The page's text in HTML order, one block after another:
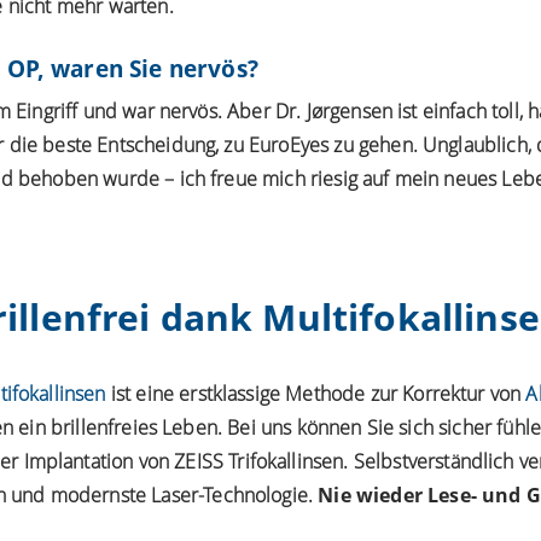
nicht mehr warten.
waren Sie nervös?
Eingriff und war nervös. Aber Dr. Jørgensen ist einfach toll,
beste Entscheidung, zu EuroEyes zu gehen.
behoben wurde – ich freue mich riesig auf mein neues
dank
ist eine erstklassige Methode zur Korrektur von
ein brillenfreies Leben. Bei uns können Sie sich sicher
Implantation von ZEISS Trifokallinsen. Selbstverständlich
und modernste Laser-Technologie. Nie wieder Lese- und